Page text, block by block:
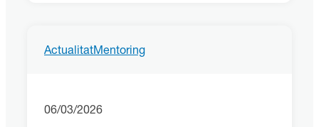
ActualitatMentoring
06/03/2026